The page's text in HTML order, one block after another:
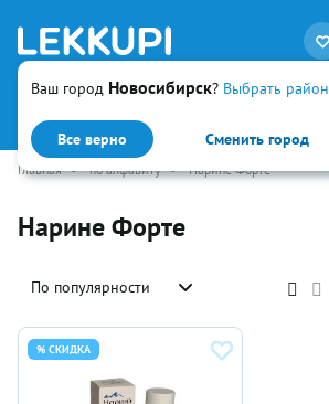
Ваш город Новосибирск? Выбрать район
Все верно Сменить город
Искать
Главная • по алфавиту • Нарине Форте
Нарине Форте
По популярности
% СКИДКА